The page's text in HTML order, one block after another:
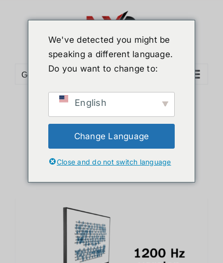
Go to...
Sort byDefault Order
Show12 Products
We've detected you might be
speaking a different language.
Do you want to change to:
English
Change Language
Close and do not switch language